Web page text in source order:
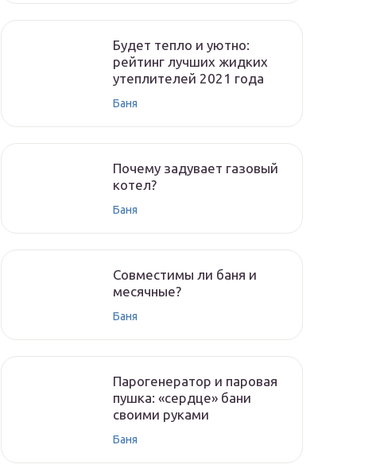
Будет тепло и уютно:
рейтинг лучших жидких
утеплителей 2021 года
Баня
Почему задувает газовый
котел?
Баня
Совместимы ли баня и
месячные?
Баня
Парогенератор и паровая
пушка: «сердце» бани
своими руками
Баня